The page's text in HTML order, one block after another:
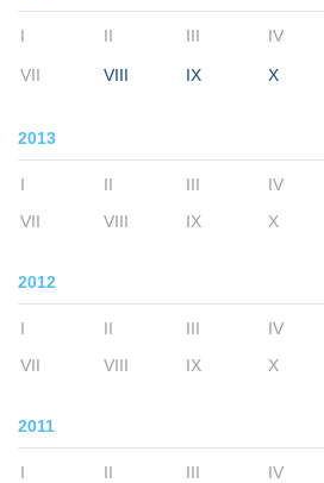
I II III IV
VII VIII IX X
2013
I II III IV
VII
VIII IX X
2012
I II III IV
VII
VIII IX X
2011
I II III IV